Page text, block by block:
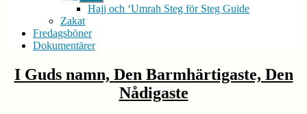
undermeny
Hajj och ‘Umrah Steg för Steg Guide
Zakat
Fredagsböner
Dokumentärer
Kategorier
Uncategorized
I Guds namn, Den Barmhärtigaste, Den
Nådigaste